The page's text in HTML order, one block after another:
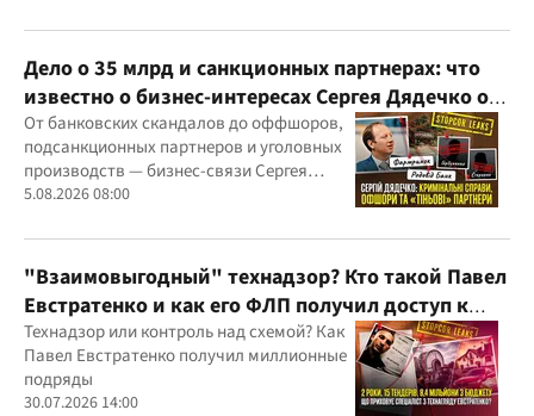
Дело о 35 млрд и санкционных партнерах: что
известно о бизнес-интересах Сергея Дядечко от
"Родовид Банка" до "ФАРМАСЕЛ"
От банковских скандалов до оффшоров,
подсанкционных партнеров и уголовных
производств — бизнес-связи Сергея
Дядечко до сих пор простираются через
юрисдикций
5.08.2026 08:00
"Взаимовыгодный" технадзор? Кто такой Павел
Евстратенко и как его ФЛП получил доступ к
бюджетным миллионам?
Технадзор или контроль над схемой? Как
Павел Евстратенко получил миллионные
подряды
30.07.2026 14:00